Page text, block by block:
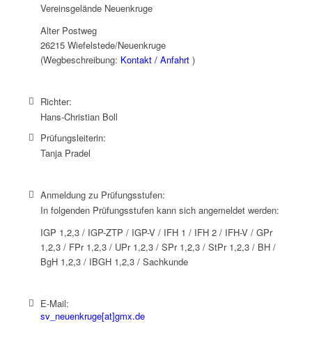
Vereinsgelände Neuenkruge
Alter Postweg
26215 Wiefelstede/Neuenkruge
(Wegbeschreibung: Kontakt / Anfahrt)
Richter:
Hans-Christian Boll
Prüfungsleiterin:
Tanja Pradel
Anmeldung zu Prüfungsstufen:
In folgenden Prüfungsstufen kann sich angemeldet werden:
IGP 1,2,3 / IGP-ZTP / IGP-V / IFH 1 / IFH 2 / IFH-V / GPr
1,2,3 / FPr 1,2,3 / UPr 1,2,3 / SPr 1,2,3 / StPr 1,2,3 / BH /
BgH 1,2,3 / IBGH 1,2,3 / Sachkunde
E-Mail:
sv_neuenkruge[at]gmx.de